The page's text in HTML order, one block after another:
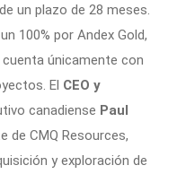
un plazo de 28 meses.
100% por Andex Gold,
únicamente con
El CEO y
canadiense Paul
de CMQ Resources,
y exploración de